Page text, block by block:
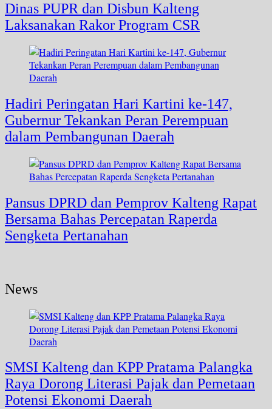
Dinas PUPR dan Disbun Kalteng
Laksanakan Rakor Program CSR
Hadiri Peringatan Hari Kartini ke-147,
Gubernur Tekankan Peran Perempuan
dalam Pembangunan Daerah
Pansus DPRD dan Pemprov Kalteng Rapat
Bersama Bahas Percepatan Raperda
Sengketa Pertanahan
News
SMSI Kalteng dan KPP Pratama Palangka
Raya Dorong Literasi Pajak dan Pemetaan
Potensi Ekonomi Daerah